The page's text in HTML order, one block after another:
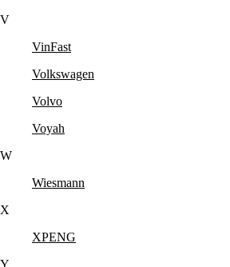
V
VinFast
Volkswagen
Volvo
Voyah
W
Wiesmann
X
XPENG
Y